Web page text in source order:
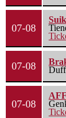
07-08
07-08
07-08